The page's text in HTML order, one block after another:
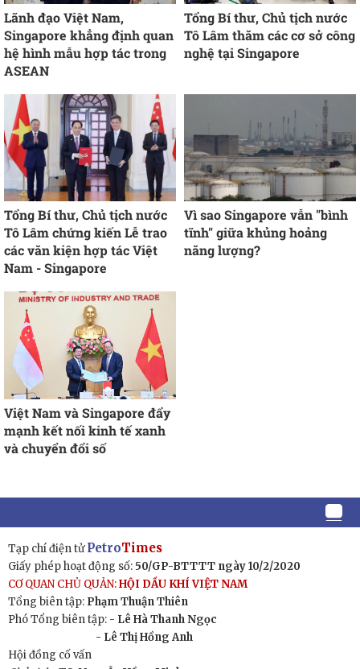
Lãnh đạo Việt Nam,
Singapore khẳng định quan
hệ hình mẫu hợp tác trong
ASEAN
Tổng Bí thư, Chủ tịch nước
Tô Lâm thăm các cơ sở công
nghệ tại Singapore
Tổng Bí thư, Chủ tịch nước
Tô Lâm chứng kiến Lễ trao
các văn kiện hợp tác Việt
Nam - Singapore
Vì sao Singapore vẫn "bình
tĩnh" giữa khủng hoảng
năng lượng?
Việt Nam và Singapore đẩy
mạnh kết nối kinh tế xanh
và chuyển đổi số
Tạp chí điện tửPetroTimes
Giấy phép hoạt động số: 50/GP-BTTTT ngày 10/2/2020
CƠ QUAN CHỦ QUẢN:HỘI DẦU KHÍ VIỆT NAM
Tổng biên tập: Phạm Thuận Thiên
Phó Tổng biên tập: - Lê Hà Thanh Ngọc
- Lê Thị Hồng Anh
Hội đồng cố vấn